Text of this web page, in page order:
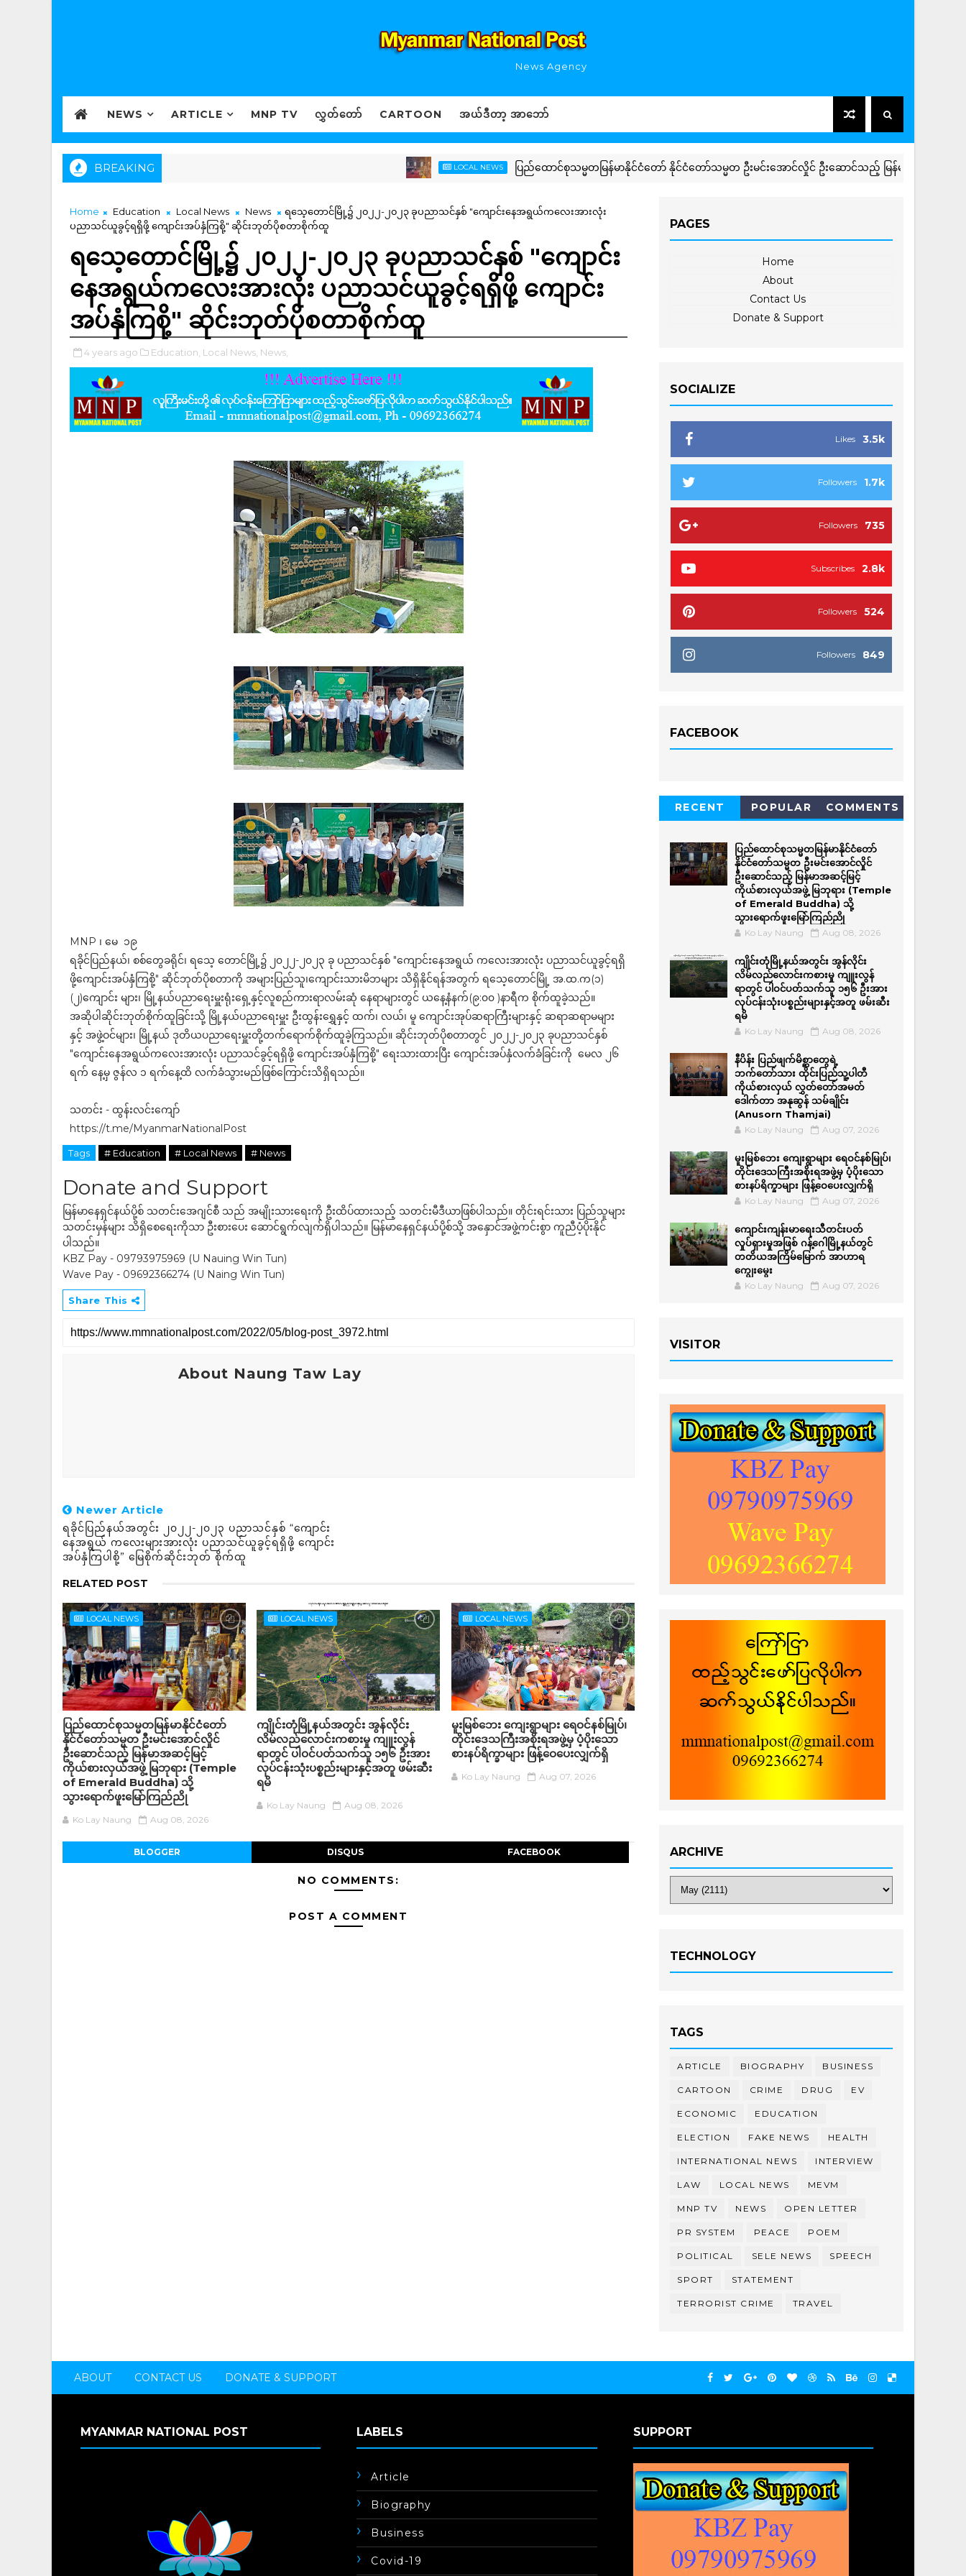
News Agency
NEWS ARTICLE MNP TV လွှတ်တော် CARTOON အယ်ဒီတာ့ အာဘော်
BREAKING LOCAL NEWS ပြည်ထောင်စုသမ္မတမြန်မာနိုင်ငံတော် နိုင်ငံတော်သမ္မတ ဦးမင်းအောင်လှိုင် ဦးဆောင်သည့် မြန်မာအဆင့်မြင့်ကိုယ်စာ
Home Education Local News News
ရသေ့တောင်မြို့၌ ၂၀၂၂-၂၀၂၃ ခုပညာသင်နှစ် "ကျောင်းနေအရွယ်ကလေးအားလုံး
ပညာသင်ယူခွင့်ရရှိဖို့ ကျောင်းအပ်နှံကြစို့" ဆိုင်းဘုတ်ပိုစတာစိုက်ထူ
ရသေ့တောင်မြို့၌ ၂၀၂၂-၂၀၂၃ ခုပညာသင်နှစ် "ကျောင်း
နေအရွယ်ကလေးအားလုံး ပညာသင်ယူခွင့်ရရှိဖို့ ကျောင်း
အပ်နှံကြစို့" ဆိုင်းဘုတ်ပိုစတာစိုက်ထူ
4 years ago Education, Local News, News,
MNP ၊ မေ ၁၉
ရခိုင်ပြည်နယ်၊ စစ်တွေခရိုင်၊ ရသေ့ တောင်မြို့၌ ၂၀၂၂-၂၀၂၃ ခု ပညာသင်နှစ် "ကျောင်းနေအရွယ် ကလေးအားလုံး ပညာသင်ယူခွင့်ရရှိ
ဖို့ကျောင်းအပ်နှံကြစို့" ဆိုင်ဘုတ်ပိုစတာကို အများပြည်သူ၊ကျောင်းသားမိဘများ သိရှိနိုင်ရန်အတွက် ရသေ့တောင်မြို့ အ.ထ.က(၁)
(၂)ကျောင်း များ၊ မြို့နယ်ပညာရေးမှူးရုံးရှေ့နှင့်လူစည်ကားရာလမ်းဆုံ နေရာများတွင် ယနေ့နံနက်(၉:၀၀ )နာရီက စိုက်ထူခဲ့သည်။
အဆိုပါဆိုင်းဘုတ်စိုက်ထူခြင်းသို့ မြို့နယ်ပညာရေးမှူး ဦးထွန်းရွှေနှင့် ထက်၊ လယ်၊ မူ ကျောင်းအုပ်ဆရာကြီးများနှင့် ဆရာဆရာမများ
နှင့် အဖွဲ့ဝင်များ၊ မြို့နယ် ဒုတိယပညာရေးမှူးတို့တက်ရောက်စိုက်ထူခဲ့ကြသည်။ ဆိုင်းဘုတ်ပိုစတာတွင် ၂၀၂၂-၂၀၂၃ ခုပညာသင်နှစ်
"ကျောင်းနေအရွယ်ကလေးအားလုံး ပညာသင်ခွင့်ရရှိဖို့ ကျောင်းအပ်နှံကြစို့" ရေးသားထားပြီး ကျောင်းအပ်နှံလက်ခံခြင်းကို မေလ ၂၆
ရက် နေ့မှ ဇွန်လ ၁ ရက်နေ့ထိ လက်ခံသွားမည်ဖြစ်ကြောင်းသိရှိရသည်။
သတင်း - ထွန်းလင်းကျော်
https://t.me/MyanmarNationalPost
Tags # Education # Local News # News
Donate and Support
မြန်မာနေရှင်နယ်ပို့စ် သတင်းအေဂျင်စီ သည် အမျိုးသားရေးကို ဦးထိပ်ထားသည့် သတင်းမီဒီယာဖြစ်ပါသည်။ တိုင်းရင်းသား ပြည်သူများ
သတင်းမှန်များ သိရှိစေရေးကိုသာ ဦးစားပေး ဆောင်ရွက်လျက်ရှိပါသည်။ မြန်မာနေရှင်နယ်ပို့စ်သို့ အနှောင်အဖွဲ့ကင်းစွာ ကူညီပံ့ပိုးနိုင်
ပါသည်။
KBZ Pay - 09793975969 (U Nauing Win Tun)
Wave Pay - 09692366274 (U Naing Win Tun)
Share This
About Naung Taw Lay
Newer Article
ရခိုင်ပြည်နယ်အတွင်း ၂၀၂၂-၂၀၂၃ ပညာသင်နှစ် “ကျောင်း
နေအရွယ် ကလေးများအားလုံး ပညာသင်ယူခွင့်ရရှိဖို့ ကျောင်း
အပ်နှံကြပါစို့” မြေစိုက်ဆိုင်းဘုတ် စိုက်ထူ
RELATED POST
LOCAL NEWS
ပြည်ထောင်စုသမ္မတမြန်မာနိုင်ငံတော်
နိုင်ငံတော်သမ္မတ ဦးမင်းအောင်လှိုင်
ဦးဆောင်သည့် မြန်မာအဆင့်မြင့်
ကိုယ်စားလှယ်အဖွဲ့ မြဘုရား (Temple
of Emerald Buddha) သို့
သွားရောက်ဖူးမြော်ကြည်ညို
Ko Lay Naung Aug 08, 2026
LOCAL NEWS
ကျိုင်းတုံမြို့နယ်အတွင်း အွန်လိုင်း
လိမ်လည်လောင်းကစားမှု ကျူးလွန်
ရာတွင် ပါဝင်ပတ်သက်သူ ၁၅၆ ဦးအား
လုပ်ငန်းသုံးပစ္စည်းများနှင့်အတူ ဖမ်းဆီး
ရမိ
Ko Lay Naung Aug 08, 2026
LOCAL NEWS
မူးမြစ်ဘေး ကျေးရွာများ ရေဝင်နစ်မြုပ်၊
တိုင်းဒေသကြီးအစိုးရအဖွဲ့မှ ပံ့ပိုးသော
စားနပ်ရိက္ခာများ ဖြန့်ဝေပေးလျှက်ရှိ
Ko Lay Naung Aug 07, 2026
BLOGGER DISQUS FACEBOOK
NO COMMENTS:
POST A COMMENT
PAGES
Home
About
Contact Us
Donate & Support
SOCIALIZE
3.5k
Likes
1.7k
Followers
735
Followers
2.8k
Subscribes
524
Followers
849
Followers
FACEBOOK
RECENT POPULAR COMMENTS
ပြည်ထောင်စုသမ္မတမြန်မာနိုင်ငံတော်
နိုင်ငံတော်သမ္မတ ဦးမင်းအောင်လှိုင်
ဦးဆောင်သည့် မြန်မာအဆင့်မြင့်
ကိုယ်စားလှယ်အဖွဲ့ မြဘုရား (Temple
of Emerald Buddha) သို့
သွားရောက်ဖူးမြော်ကြည်ညို
Ko Lay Naung Aug 08, 2026
ကျိုင်းတုံမြို့နယ်အတွင်း အွန်လိုင်း
လိမ်လည်လောင်းကစားမှု ကျူးလွန်
ရာတွင် ပါဝင်ပတ်သက်သူ ၁၅၆ ဦးအား
လုပ်ငန်းသုံးပစ္စည်းများနှင့်အတူ ဖမ်းဆီး
ရမိ
Ko Lay Naung Aug 08, 2026
နီပိန်း ပြည်ဖျက်မိစ္ဆာတွေရဲ့
ဘက်တော်သား ထိုင်းပြည်သူ့ပါတီ
ကိုယ်စားလှယ် လွှတ်တော်အမတ်
ဒေါက်တာ အနုဆွန် သမ်ချိုင်း
(Anusorn Thamjai)
Ko Lay Naung Aug 07, 2026
မူးမြစ်ဘေး ကျေးရွာများ ရေဝင်နစ်မြုပ်၊
တိုင်းဒေသကြီးအစိုးရအဖွဲ့မှ ပံ့ပိုးသော
စားနပ်ရိက္ခာများ ဖြန့်ဝေပေးလျှက်ရှိ
Ko Lay Naung Aug 07, 2026
ကျောင်းကျန်းမာရေးသီတင်းပတ်
လှုပ်ရှားမှုအဖြစ် ဂန့်ဂေါမြို့နယ်တွင်
တတိယအကြိမ်မြောက် အာဟာရ
ကျွေးမွေး
Ko Lay Naung Aug 07, 2026
VISITOR
ARCHIVE
TECHNOLOGY
TAGS
ARTICLE BIOGRAPHY BUSINESS
CARTOON CRIME DRUG EV
ECONOMIC EDUCATION
ELECTION FAKE NEWS HEALTH
INTERNATIONAL NEWS INTERVIEW
LAW LOCAL NEWS MEVM
MNP TV NEWS OPEN LETTER
PR SYSTEM PEACE POEM
POLITICAL SELE NEWS SPEECH
SPORT STATEMENT
TERRORIST CRIME TRAVEL
ABOUT CONTACT US DONATE & SUPPORT
MYANMAR NATIONAL POST LABELS
Article
Biography
Business
Covid-19
SUPPORT